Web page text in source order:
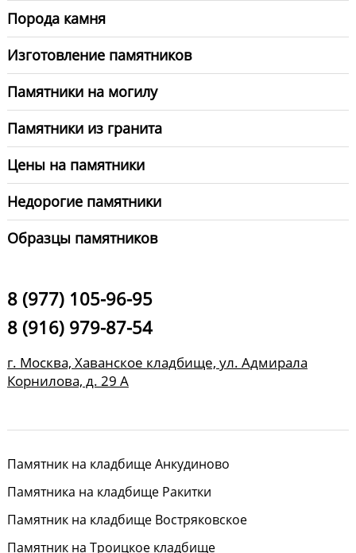
Порода камня
Изготовление памятников
Памятники на могилу
Памятники из гранита
Цены на памятники
Недорогие памятники
Образцы памятников
8 (977) 105-96-95
8 (916) 979-87-54
г. Москва, Хаванское кладбище, ул. Адмирала
Корнилова, д. 29 А
Памятник на кладбище Анкудиново
Памятника на кладбище Ракитки
Памятник на кладбище Востряковское
Памятник на Троицкое кладбище